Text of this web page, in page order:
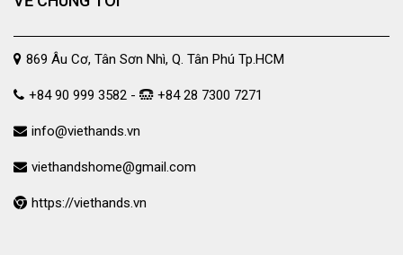
869 Âu Cơ, Tân Sơn Nhì, Q. Tân Phú Tp.HCM
+84 90 999 3582 - +84 28 7300 7271
info@viethands.vn
viethandshome@gmail.com
https://viethands.vn